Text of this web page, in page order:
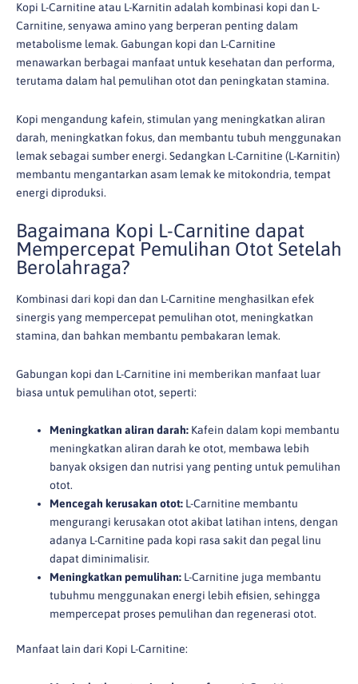
Kopi L-Carnitine atau L-Karnitin adalah kombinasi kopi dan L-
Carnitine, senyawa amino yang berperan penting dalam
metabolisme lemak. Gabungan kopi dan L-Carnitine
menawarkan berbagai manfaat untuk kesehatan dan performa,
terutama dalam hal pemulihan otot dan peningkatan stamina.
Kopi mengandung kafein, stimulan yang meningkatkan aliran
darah, meningkatkan fokus, dan membantu tubuh menggunakan
lemak sebagai sumber energi. Sedangkan L-Carnitine (L-Karnitin)
membantu mengantarkan asam lemak ke mitokondria, tempat
energi diproduksi.
Bagaimana Kopi L-Carnitine dapat
Mempercepat Pemulihan Otot Setelah
Berolahraga?
Kombinasi dari kopi dan dan L-Carnitine menghasilkan efek
sinergis yang mempercepat pemulihan otot, meningkatkan
stamina, dan bahkan membantu pembakaran lemak.
Gabungan kopi dan L-Carnitine ini memberikan manfaat luar
biasa untuk pemulihan otot, seperti:
Meningkatkan aliran darah: Kafein dalam kopi membantu
meningkatkan aliran darah ke otot, membawa lebih
banyak oksigen dan nutrisi yang penting untuk pemulihan
otot.
Mencegah kerusakan otot: L-Carnitine membantu
mengurangi kerusakan otot akibat latihan intens, dengan
adanya L-Carnitine pada kopi rasa sakit dan pegal linu
dapat diminimalisir.
Meningkatkan pemulihan: L-Carnitine juga membantu
tubuhmu menggunakan energi lebih efisien, sehingga
mempercepat proses pemulihan dan regenerasi otot.
Manfaat lain dari Kopi L-Carnitine: